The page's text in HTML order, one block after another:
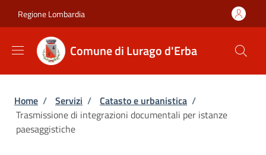
Regione Lombardia
Comune di Lurago d'Erba
Briciole di pane
Home / Servizi / Catasto e urbanistica /
Trasmissione di integrazioni documentali per istanze
paesaggistiche